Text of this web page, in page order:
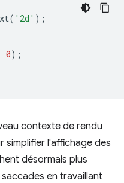
( '2d' );
0);
contexte de rendu
simplifier l'affichage des
désormais plus
en travaillant